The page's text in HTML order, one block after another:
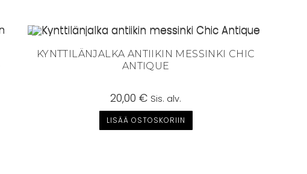
KYNTTILÄNJALKA ANTIIKIN MESSINKI CHIC
ANTIQUE
20,00€ Sis. alv.
LISÄÄ OSTOSKORIIN